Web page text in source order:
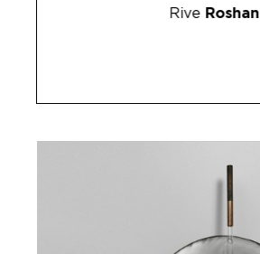
Rive Roshan